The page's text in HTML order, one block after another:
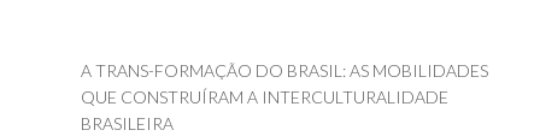
A TRANS-FORMAÇÃO DO BRASIL: AS MOBILIDADES
QUE CONSTRUÍRAM A INTERCULTURALIDADE
BRASILEIRA